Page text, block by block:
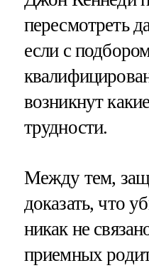
пересмотреть
если с
возникнут
трудности.
Между тем,
доказать, что
никак не
приемных